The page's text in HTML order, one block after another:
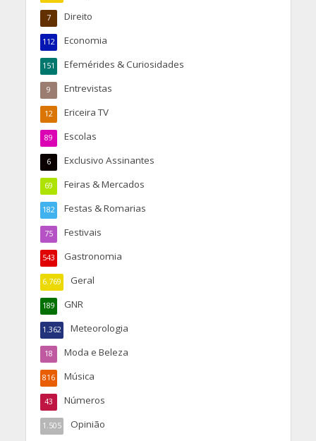
Direito
7
Economia
112
Efemérides & Curiosidades
151
Entrevistas
9
Ericeira TV
12
Escolas
89
Exclusivo Assinantes
6
Feiras & Mercados
69
Festas & Romarias
182
Festivais
75
Gastronomia
543
Geral
6.769
GNR
189
Meteorologia
1.362
Moda e Beleza
18
Música
816
Números
43
Opinião
1.505